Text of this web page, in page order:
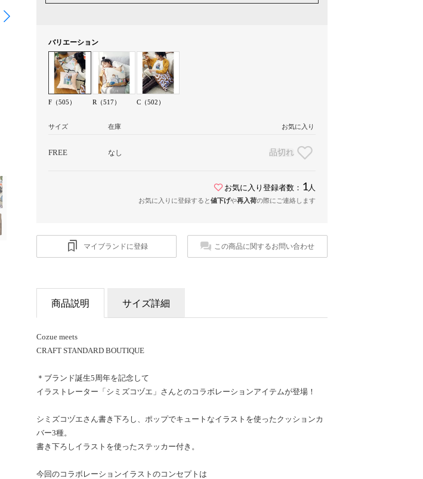
バリエーション
F（505） R（517） C（502）
サイズ 在庫 お気に入り
FREE なし 品切れ
お気に入り登録者数： 1 人
お気に入りに登録すると値下げや再入荷の際にご連絡します
マイブランドに登録 この商品に関するお問い合わせ
商品説明 サイズ詳細
Cozue meets
CRAFT STANDARD BOUTIQUE
＊ブランド誕生5周年を記念して
イラストレーター「シミズコヅエ」さんとのコラボレーションアイテムが登場！
シミズコヅエさん書き下ろし、ポップでキュートなイラストを使ったクッションカ
バー3種。
書き下ろしイラストを使ったステッカー付き。
今回のコラボレーションイラストのコンセプトは